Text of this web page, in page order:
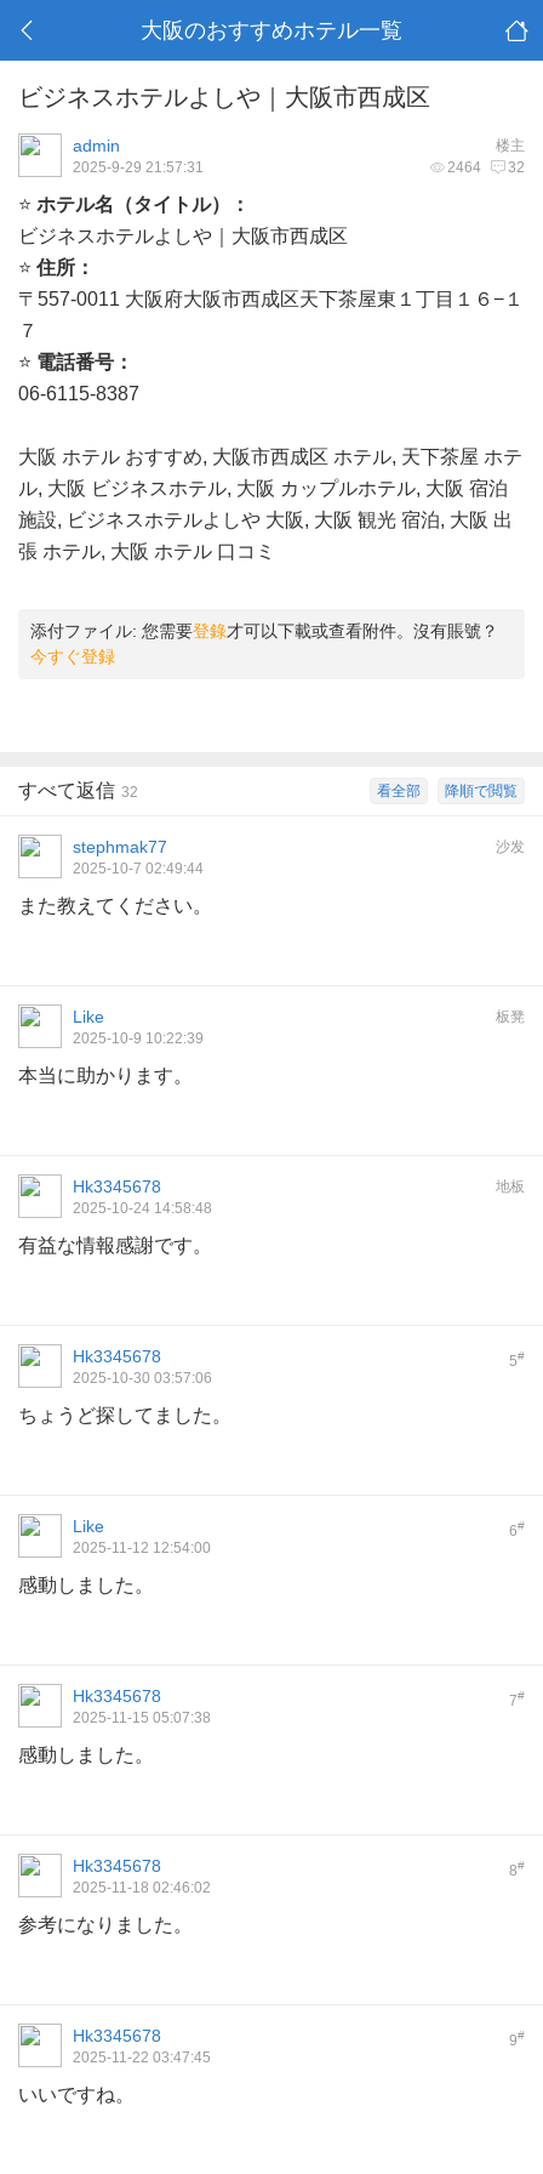
大阪のおすすめホテル一覧
ビジネスホテルよしや｜大阪市西成区
楼主
admin
2464 32
2025-9-29 21:57:31
⭐ ホテル名（タイトル）：
ビジネスホテルよしや｜大阪市西成区
⭐ 住所：
〒557-0011 大阪府大阪市西成区天下茶屋東１丁目１６−１
７
⭐ 電話番号：
06-6115-8387
大阪 ホテル おすすめ, 大阪市西成区 ホテル, 天下茶屋 ホテ
ル, 大阪 ビジネスホテル, 大阪 カップルホテル, 大阪 宿泊
施設, ビジネスホテルよしや 大阪, 大阪 観光 宿泊, 大阪 出
張 ホテル, 大阪 ホテル 口コミ
添付ファイル: 您需要登錄才可以下載或查看附件。沒有賬號？
今すぐ登録
降順で閲覧
看全部
すべて返信 32
沙发
stephmak77
2025-10-7 02:49:44
また教えてください。
板凳
Like
2025-10-9 10:22:39
本当に助かります。
地板
Hk3345678
2025-10-24 14:58:48
有益な情報感謝です。
5#
Hk3345678
2025-10-30 03:57:06
ちょうど探してました。
6#
Like
2025-11-12 12:54:00
感動しました。
7#
Hk3345678
2025-11-15 05:07:38
感動しました。
8#
Hk3345678
2025-11-18 02:46:02
参考になりました。
9#
Hk3345678
2025-11-22 03:47:45
いいですね。